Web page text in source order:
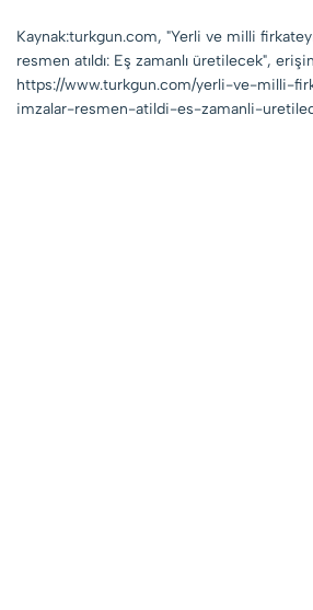
Kaynak:turkgun.com, "Yerli ve milli
resmen atıldı: Eş zamanlı üretilecek",
https://www.turkgun.com/yerli-ve-milli-
imzalar-resmen-atildi-es-zamanli-